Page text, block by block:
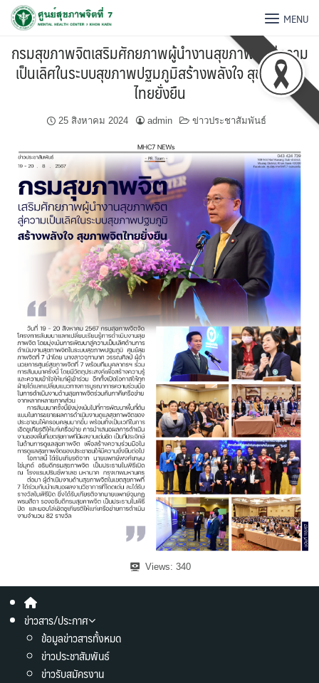
MENU
กรมสุขภาพจิตเสริมศักยภาพผู้นำงานสุขภาพจิตสู่ความ
เป็นเลิศในระบบสุขภาพปฐมภูมิสร้างพลังใจ สุขภาพจิต
ไทยยั่งยืน
25 สิงหาคม 2024 admin ข่าวประชาสัมพันธ์
Views: 340
ข่าวสาร/ประกาศ
ข้อมูลข่าวสารทั้งหมด
ข่าวประชาสัมพันธ์
ข่าวรับสมัครงาน